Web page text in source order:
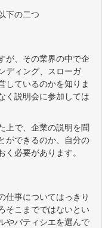
下の二つ
が、その業界の中で企
ディング、スローガ
しているのかを知りま
く説明会に参加しては
上で、企業の説明を聞
ができるのか、自分の
必要があります。
仕事についてはっきり
そこまでではないとい
やパティシエを選んで